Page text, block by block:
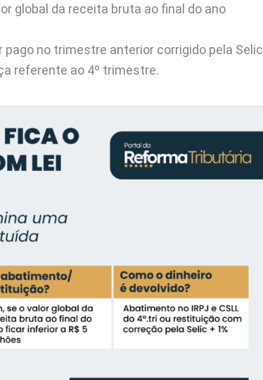
global da receita bruta ao final do ano
pago no trimestre anterior corrigido pela Selic
referente ao 4º trimestre.